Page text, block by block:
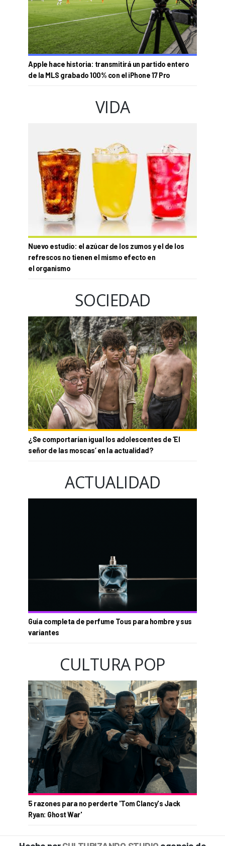
Apple hace historia: transmitirá un partido entero
de la MLS grabado 100% con el iPhone 17 Pro
VIDA
Nuevo estudio: el azúcar de los zumos y el de los
refrescos no tienen el mismo efecto en
el organismo
SOCIEDAD
¿Se comportarían igual los adolescentes de ‘El
señor de las moscas’ en la actualidad?
ACTUALIDAD
Guía completa de perfume Tous para hombre y sus
variantes
CULTURA POP
5 razones para no perderte 'Tom Clancy's Jack
Ryan: Ghost War'